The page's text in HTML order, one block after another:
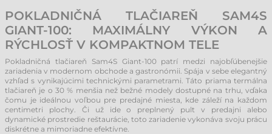
POKLADNIČNÁ TLAČIAREŇ SAM4S
GIANT-100: MAXIMÁLNY VÝKON A
RÝCHLOSŤ V KOMPAKTNOM TELE
Pokladničná tlačiareň Sam4S Giant-100 patrí medzi najobľúbenejšie
zariadenia v modernom obchode a gastronómii. Spája v sebe elegantný
vzhľad s vynikajúcimi technickými parametrami. Táto priama termálna
tlačiareň je o 30 % menšia než bežné modely dostupné na trhu, vďaka
čomu je ideálnou voľbou pre predajné miesta, kde záleží na každom
centimetri plochy. Či už ide o preplnený pult v predajni alebo
dynamické prostredie reštaurácie, toto zariadenie vykonáva svoju prácu
diskrétne a mimoriadne efektívne.